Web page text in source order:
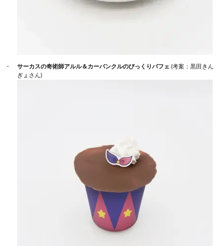
サーカスの奇術師アルル＆カーバンクルのびっくりパフェ (考案：黒田きん
ぎょさん)